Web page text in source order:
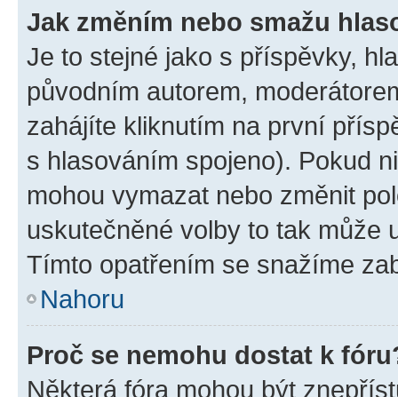
Jak změním nebo smažu
Je to stejné jako s příspěvky,
původním autorem,
zahájíte kliknutím na první
s hlasováním spojeno). Pokud
mohou vymazat nebo změnit
uskutečněné volby to tak může
Tímto opatřením se snažíme
Nahoru
Proč se nemohu dostat k
Některá fóra mohou být